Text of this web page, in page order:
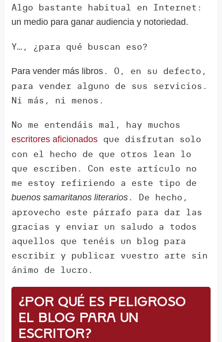
Algo bastante habitual en Internet:
un medio para ganar audiencia y notoriedad.
Y…, ¿para qué buscan eso?
Para vender más libros . O, en su defecto,
para vender alguno de sus servicios.
Ni más, ni menos.
No me entendáis mal, hay muchos
escritores aficionados que disfrutan solo
con el hecho de que otros lean lo
que escriben. Con este artículo no
me estoy refiriendo a este tipo de
buenos samaritanos literarios . De hecho,
aprovecho este párrafo para dar las
gracias y enviar un saludo a todos
aquellos que tenéis un blog para
escribir y publicar vuestro arte sin
ánimo de lucro.
¿Por qué es peligroso
el blog para un
escritor?